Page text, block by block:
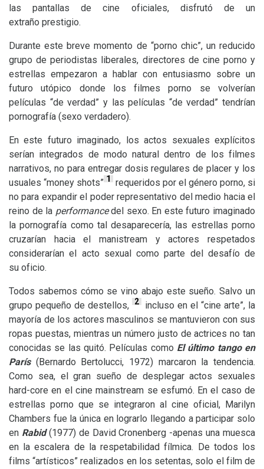
las pantallas de cine oficiales, disfrutó de un
extraño prestigio.
Durante este breve momento de “porno chic”, un reducido
grupo de periodistas liberales, directores de cine porno y
estrellas empezaron a hablar con entusiasmo sobre un
futuro utópico donde los filmes porno se volverían
películas “de verdad” y las películas “de verdad” tendrían
pornografía (sexo verdadero).
En este futuro imaginado, los actos sexuales explícitos
serían integrados de modo natural dentro de los filmes
narrativos, no para entregar dosis regulares de placer y los
usuales “money shots” 1
requeridos por el género porno, si
no para expandir el poder representativo del medio hacia el
reino de la performancedel sexo. En este futuro imaginado
la pornografía como tal desaparecería, las estrellas porno
cruzarían hacia el manistream y actores respetados
considerarían el acto sexual como parte del desafío de
su oficio.
Todos sabemos cómo se vino abajo este sueño. Salvo un
grupo pequeño de destellos, 2
incluso en el “cine arte”, la
mayoría de los actores masculinos se mantuvieron con sus
ropas puestas, mientras un número justo de actrices no tan
conocidas se las quitó. Películas como El último tango en
París(Bernardo Bertolucci, 1972) marcaron la tendencia.
Como sea, el gran sueño de desplegar actos sexuales
hard-core en el cine mainstream se esfumó. En el caso de
estrellas porno que se integraron al cine oficial, Marilyn
Chambers fue la única en lograrlo llegando a participar solo
en Rabid(1977) de David Cronenberg -apenas una muesca
en la escalera de la respetabilidad fílmica. De todos los
films “artísticos” realizados en los setentas, solo el film de